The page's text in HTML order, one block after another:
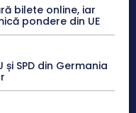
bilete online, iar
pondere din UE
SPD din Germania